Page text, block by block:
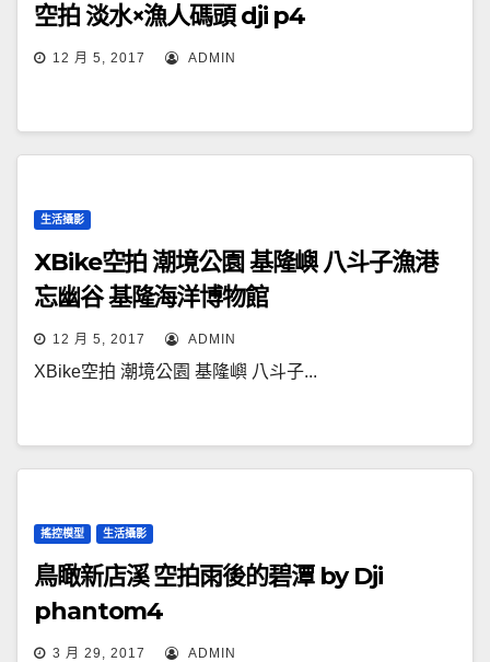
空拍 淡水×漁人碼頭 dji p4
12 月 5, 2017 ADMIN
生活攝影
XBike空拍 潮境公園 基隆嶼 八斗子漁港
忘幽谷 基隆海洋博物館
12 月 5, 2017 ADMIN
XBike空拍 潮境公園 基隆嶼 八斗子...
搖控模型 生活攝影
鳥瞰新店溪 空拍雨後的碧潭 by Dji
phantom4
3 月 29, 2017 ADMIN